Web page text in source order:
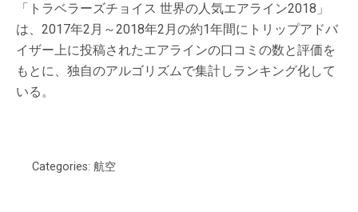
「トラベラーズチョイス 世界の人気エアライン2018」
は、2017年2月～2018年2月の約1年間にトリップアドバ
イザー上に投稿されたエアラインの口コミの数と評価を
もとに、独自のアルゴリズムで集計しランキング化して
いる。
Categories: 航空